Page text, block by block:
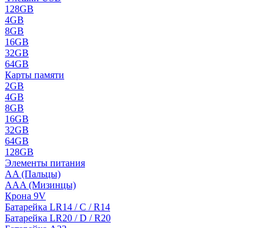
128GB
4GB
8GB
16GB
32GB
64GB
Карты памяти
2GB
4GB
8GB
16GB
32GB
64GB
128GB
Элементы питания
AA (Пальцы)
AAA (Мизинцы)
Крона 9V
Батарейка LR14 / C / R14
Батарейка LR20 / D / R20